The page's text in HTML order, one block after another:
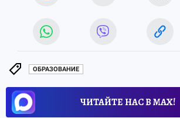
ОБРАЗОВАНИЕ
ЧИТАЙТЕ НАС В МАХ!